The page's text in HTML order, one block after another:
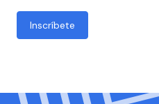
Inscríbete